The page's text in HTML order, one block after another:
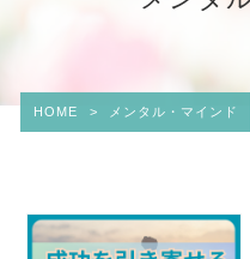
HOME > メンタル・マインド